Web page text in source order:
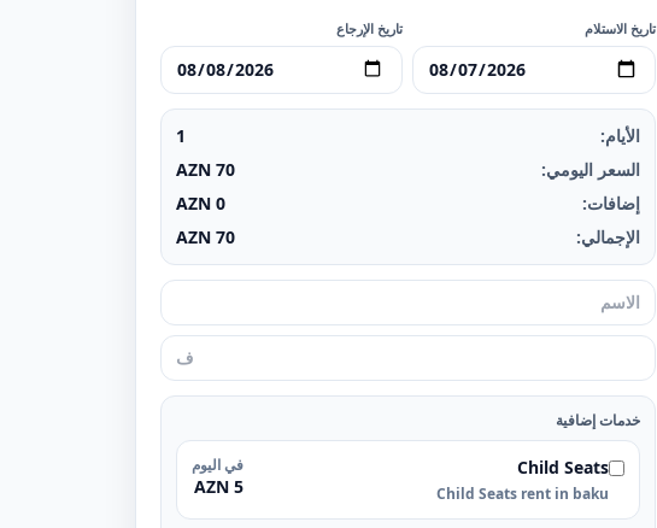
تاريخ الاستلام تاريخ الإرجاع
الأيام:
1
السعر اليومي:
70
AZN
إضافات:
0
AZN
الإجمالي:
70
AZN
خدمات إضافية
Child Seats
Child Seats rent in baku
في اليوم
5 AZN